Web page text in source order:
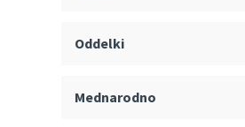
Oddelki
Mednarodno